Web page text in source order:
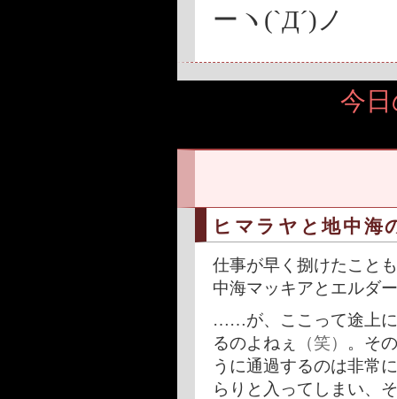
ー ヽ(`Д´)ノ
今
ヒマラヤと地中海
仕事が早く捌けたこと
中海マッキアとエルダ
……が、ここって途上に
るのよねぇ
（笑） 。そ
うに通過するのは非常
らりと入ってしまい、